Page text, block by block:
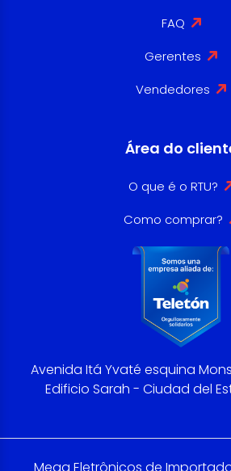
FAQ
Gerentes
Vendedores
Área do
O que é o RTU?
Como comprar?
Avenida Itá Yvaté esquina
Edificio Sarah - Ciudad del